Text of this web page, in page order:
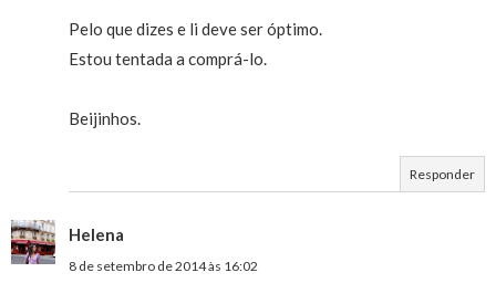
Pelo que dizes e li deve ser óptimo.
Estou tentada a comprá-lo.
Beijinhos.
Responder
Helena
8 de setembro de 2014 às 16:02